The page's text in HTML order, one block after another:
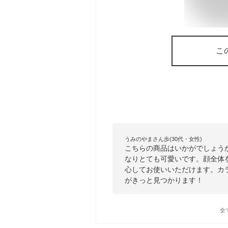
こ
うみのやまさん歩(30代・女性)
こちらの商品はいかがでしょ
なりとても可愛いです。顔全
心してお使いいただけます。
がきっと見つかります！
全